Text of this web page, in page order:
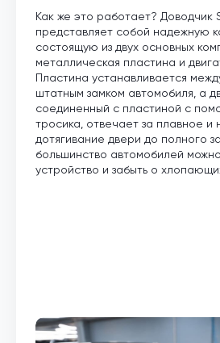
Как же это работает? Доводчик
представляет собой надежную
состоящую из двух основных
металлическая пластина и
Пластина устанавливается
штатным замком автомобиля, а
соединенный с пластиной с
тросика, отвечает за плавное и
дотягивание двери до полного
большинство автомобилей
устройство и забыть о